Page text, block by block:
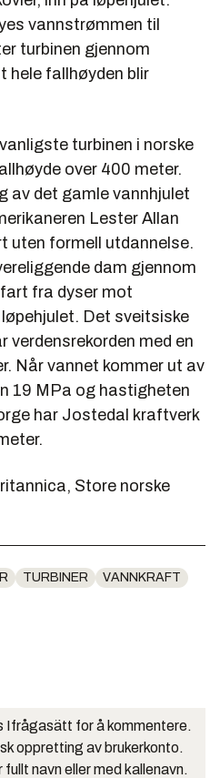
vannstrømmen til
turbinen gjennom
hele fallhøyden blir
turbinen i norske
over 400 meter.
av det gamle vannhjulet
Lester Allan
uten formell utdannelse.
dam gjennom
fra dyser mot
Det sveitsiske
verdensrekorden med en
Når vannet kommer ut av
19 MPa og hastigheten
har Jostedal kraftverk
Store norske
TURBINER VANNKRAFT
Ifrågasätt for å kommentere.
oppretting av brukerkonto.
navn eller med kallenavn.